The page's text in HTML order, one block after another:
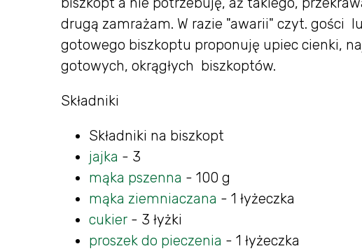
drugą zamrażam. W razie "awarii" czyt. gości
gotowego biszkoptu proponuję upiec cienki,
gotowych, okrągłych biszkoptów.
Składniki
Składniki na biszkopt
jajka - 3
mąka pszenna - 100 g
mąka ziemniaczana - 1 łyżeczka
cukier - 3 łyżki
proszek do pieczenia - 1 łyżeczka